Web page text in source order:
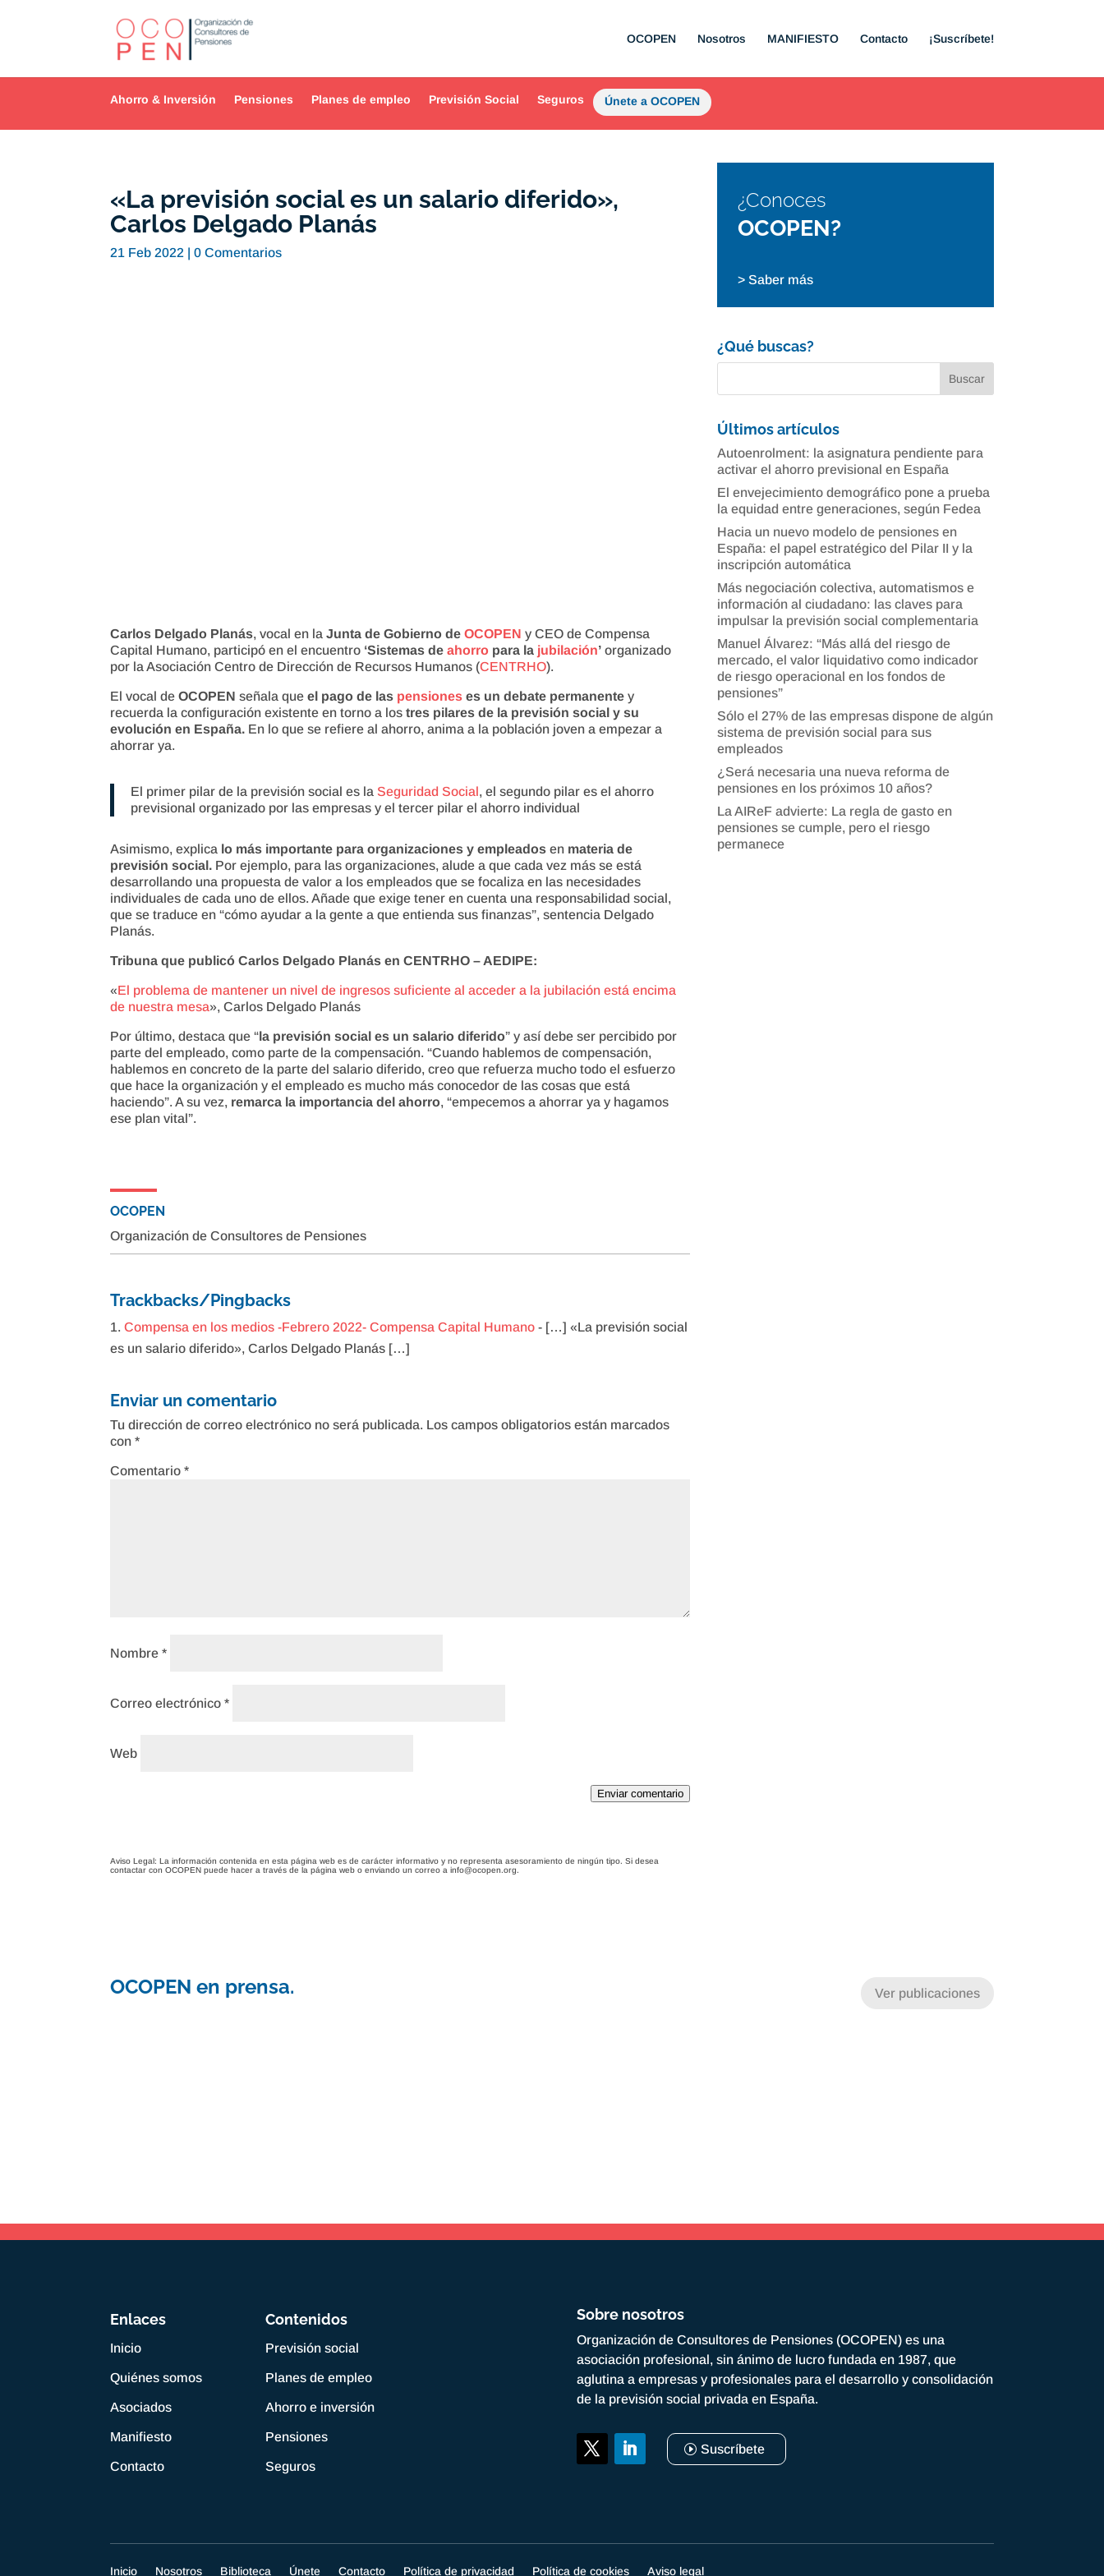
OCOPEN Nosotros MANIFIESTO Contacto ¡Suscríbete!
Ahorro & Inversión Pensiones Planes de empleo Previsión Social Seguros Únete a OCOPEN
«La previsión social es un salario diferido»,
Carlos Delgado Planás
21 Feb 2022 |0 Comentarios
Carlos Delgado Planás, vocal en laJunta de Gobierno deOCOPEN y CEO de Compensa
Capital Humano, participó en el encuentro ‘Sistemas deahorro para la jubilación’ organizado
por la Asociación Centro de Dirección de Recursos Humanos (CENTRHO).
El vocal deOCOPEN señala queel pago de las pensiones es un debate permanente y
recuerda la configuración existente en torno a lostres pilares de la previsión social y su
evolución en España. En lo que se refiere al ahorro, anima a la población joven a empezar a
ahorrar ya.
El primer pilar de la previsión social es laSeguridad Social, el segundo pilar es el ahorro
previsional organizado por las empresas y el tercer pilar el ahorro individual
Asimismo, explica lo más importante para organizaciones y empleados en materia de
previsión social. Por ejemplo, para las organizaciones, alude a que cada vez más se está
desarrollando una propuesta de valor a los empleados que se focaliza en las necesidades
individuales de cada uno de ellos. Añade que exige tener en cuenta una responsabilidad social,
que se traduce en “cómo ayudar a la gente a que entienda sus finanzas”, sentencia Delgado
Planás.
Tribuna que publicó Carlos Delgado Planás en CENTRHO – AEDIPE:
«El problema de mantener un nivel de ingresos suficiente al acceder a la jubilación está encima
de nuestra mesa», Carlos Delgado Planás
Por último, destaca que “la previsión social es un salario diferido” y así debe ser percibido por
parte del empleado, como parte de la compensación. “Cuando hablemos de compensación,
hablemos en concreto de la parte del salario diferido, creo que refuerza mucho todo el esfuerzo
que hace la organización y el empleado es mucho más conocedor de las cosas que está
haciendo”. A su vez, remarca la importancia del ahorro, “empecemos a ahorrar ya y hagamos
ese plan vital”.
OCOPEN
Organización de Consultores de Pensiones
Trackbacks/Pingbacks
Compensa en los medios -Febrero 2022- Compensa Capital Humano - […] «La previsión social
es un salario diferido», Carlos Delgado Planás […]
Enviar un comentario
Tu dirección de correo electrónico no será publicada. Los campos obligatorios están marcados
con*
Comentario*
Nombre*
Correo electrónico*
Web
Enviar comentario
Aviso Legal: La información contenida en esta página web es de carácter informativo y no representa asesoramiento de ningún tipo. Si desea
contactar con OCOPEN puede hacer a través de la página web o enviando un correo a info@ocopen.org.
¿Conoces
OCOPEN?
> Saber más
¿Qué buscas?
Últimos artículos
Autoenrolment: la asignatura pendiente para
activar el ahorro previsional en España
El envejecimiento demográfico pone a prueba
la equidad entre generaciones, según Fedea
Hacia un nuevo modelo de pensiones en
España: el papel estratégico del Pilar II y la
inscripción automática
Más negociación colectiva, automatismos e
información al ciudadano: las claves para
impulsar la previsión social complementaria
Manuel Álvarez: “Más allá del riesgo de
mercado, el valor liquidativo como indicador
de riesgo operacional en los fondos de
pensiones”
Sólo el 27% de las empresas dispone de algún
sistema de previsión social para sus
empleados
¿Será necesaria una nueva reforma de
pensiones en los próximos 10 años?
La AIReF advierte: La regla de gasto en
pensiones se cumple, pero el riesgo
permanece
OCOPEN en prensa. Ver publicaciones
Enlaces
Inicio
Quiénes somos
Asociados
Manifiesto
Contacto
Contenidos
Previsión social
Planes de empleo
Ahorro e inversión
Pensiones
Seguros
Sobre nosotros
Organización de Consultores de Pensiones (OCOPEN) es una
asociación profesional, sin ánimo de lucro fundada en 1987, que
aglutina a empresas y profesionales para el desarrollo y consolidación
de la previsión social privada en España.
Suscríbete
Inicio Nosotros Biblioteca Únete Contacto Política de privacidad Política de cookies Aviso legal